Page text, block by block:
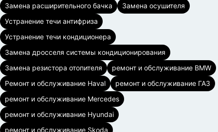
Замена расширительного бачка
Замена осушителя
Устранение течи антифриза
Устранение течи кондиционера
Замена дросселя системы кондиционирования
Замена резистора отопителя
ремонт и обслуживание BMW
Ремонт и обслуживание Haval
ремонт и обслуживание ГАЗ
ремонт и обслуживание Mercedes
ремонт и обслуживание Hyundai
ремонт и обслуживание Skoda